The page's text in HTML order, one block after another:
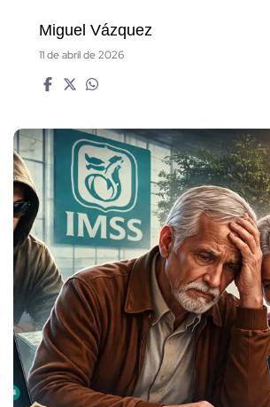
Miguel Vázquez
11 de abril de 2026